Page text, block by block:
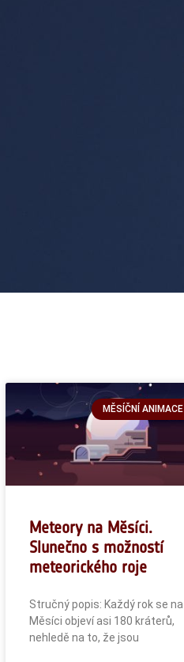
MĚSÍČNÍ ANIMACE
Meteory na Měsíci.
Slunečno s možností
meteorického roje
Stručný popis: Každý rok se na
Měsíci objeví asi 180 kráterů,
nehledě na to, že jsou